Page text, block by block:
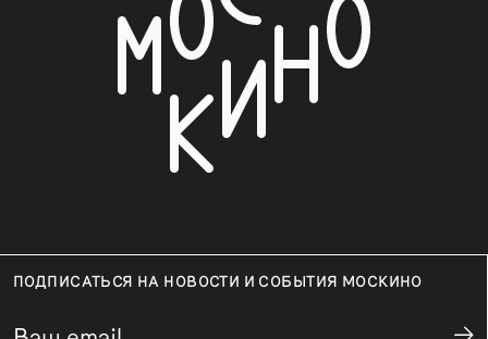
ПОДПИСАТЬСЯ НА НОВОСТИ И СОБЫТИЯ МОСКИНО